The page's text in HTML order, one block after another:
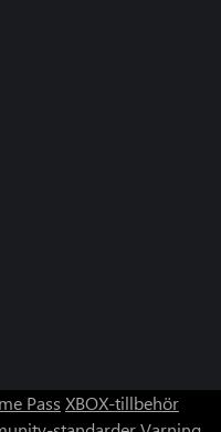
Pass XBOX-tillbehör